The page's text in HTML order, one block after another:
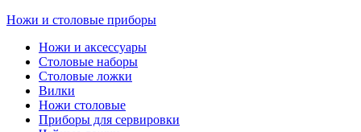
Ножи и столовые приборы
Ножи и аксессуары
Столовые наборы
Столовые ложки
Вилки
Ножи столовые
Приборы для сервировки